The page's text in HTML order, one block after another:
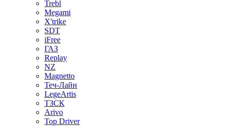
Trebl
Megami
X'trike
SDT
iFree
ГАЗ
Replay
NZ
Magnetto
Теч-Лайн
LegeArtis
ТЗСК
Arivo
Top Driver